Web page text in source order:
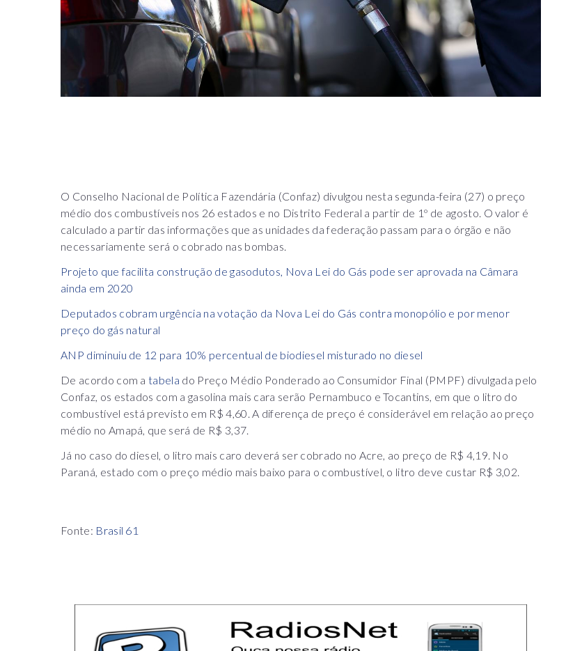
O Conselho Nacional de Política Fazendária (Confaz) divulgou nesta segunda-feira (27) o preço
médio dos combustíveis nos 26 estados e no Distrito Federal a partir de 1º de agosto. O valor é
calculado a partir das informações que as unidades da federação passam para o órgão e não
necessariamente será o cobrado nas bombas.
Projeto que facilita construção de gasodutos, Nova Lei do Gás pode ser aprovada na Câmara
ainda em 2020
Deputados cobram urgência na votação da Nova Lei do Gás contra monopólio e por menor
preço do gás natural
ANP diminuiu de 12 para 10% percentual de biodiesel misturado no diesel
De acordo com atabela do Preço Médio Ponderado ao Consumidor Final (PMPF) divulgada pelo
Confaz, os estados com a gasolina mais cara serão Pernambuco e Tocantins, em que o litro do
combustível está previsto em R$ 4,60. A diferença de preço é considerável em relação ao preço
médio no Amapá, que será de R$ 3,37.
Já no caso do diesel, o litro mais caro deverá ser cobrado no Acre, ao preço de R$ 4,19. No
Paraná, estado com o preço médio mais baixo para o combustível, o litro deve custar R$ 3,02.
Fonte: Brasil 61